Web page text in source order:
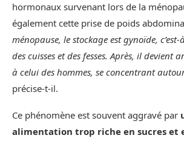
hormonaux survenant lors de la
également cette prise de poids
ménopause, le stockage est gynoïde,
des cuisses et des fesses. Après, il devient
à celui des hommes, se concentrant
précise-t-il.
Ce phénomène est souvent aggravé par
alimentation trop riche en sucres et